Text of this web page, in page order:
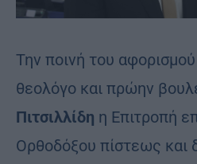
Την ποινή του
θεολόγο και πρώην
Πιτσιλλίδη η Επιτροπή
Ορθοδόξου πίστεως και